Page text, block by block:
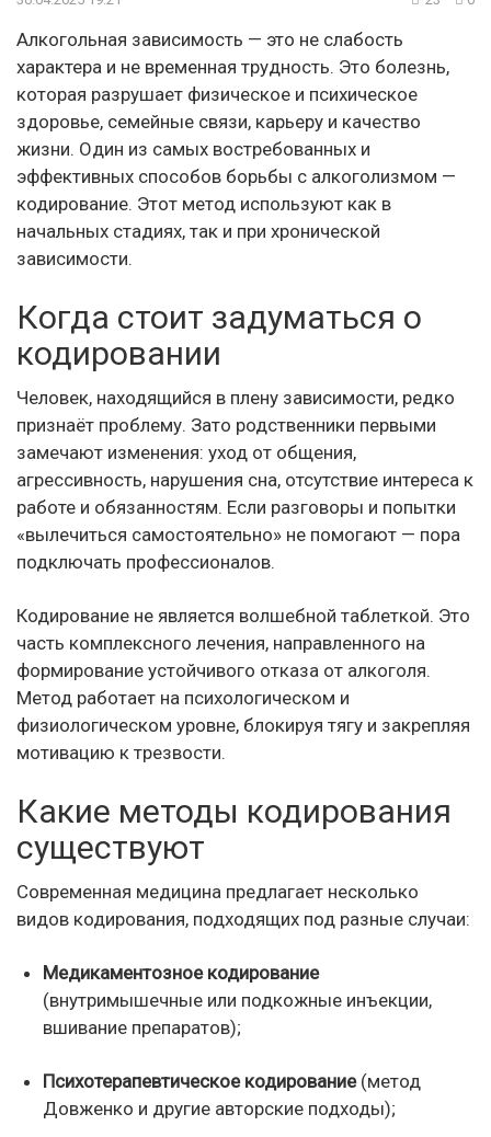
Алкогольная зависимость — это не слабость
характера и не временная трудность. Это болезнь,
которая разрушает физическое и психическое
здоровье, семейные связи, карьеру и качество
жизни. Один из самых востребованных и
эффективных способов борьбы с алкоголизмом —
кодирование. Этот метод используют как в
начальных стадиях, так и при хронической
зависимости.
Когда стоит задуматься о
кодировании
Человек, находящийся в плену зависимости, редко
признаёт проблему. Зато родственники первыми
замечают изменения: уход от общения,
агрессивность, нарушения сна, отсутствие интереса к
работе и обязанностям. Если разговоры и попытки
«вылечиться самостоятельно» не помогают — пора
подключать профессионалов.
Кодирование не является волшебной таблеткой. Это
часть комплексного лечения, направленного на
формирование устойчивого отказа от алкоголя.
Метод работает на психологическом и
физиологическом уровне, блокируя тягу и закрепляя
мотивацию к трезвости.
Какие методы кодирования
существуют
Современная медицина предлагает несколько
видов кодирования, подходящих под разные случаи:
Медикаментозное кодирование
(внутримышечные или подкожные инъекции,
вшивание препаратов);
Психотерапевтическое кодирование(метод
Довженко и другие авторские подходы);